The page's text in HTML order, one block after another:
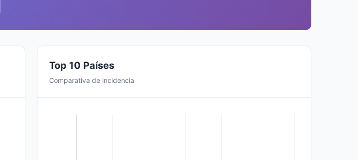
Top 10 Países
Comparativa de incidencia